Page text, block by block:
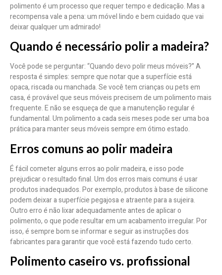
polimento é um processo que requer tempo e dedicação. Mas a
recompensa vale a pena: um móvel lindo e bem cuidado que vai
deixar qualquer um admirado!
Quando é necessário polir a madeira?
Você pode se perguntar: “Quando devo polir meus móveis?” A
resposta é simples: sempre que notar que a superfície está
opaca, riscada ou manchada. Se você tem crianças ou pets em
casa, é provável que seus móveis precisem de um polimento mais
frequente. E não se esqueça de que a manutenção regular é
fundamental. Um polimento a cada seis meses pode ser uma boa
prática para manter seus móveis sempre em ótimo estado.
Erros comuns ao polir madeira
É fácil cometer alguns erros ao polir madeira, e isso pode
prejudicar o resultado final. Um dos erros mais comuns é usar
produtos inadequados. Por exemplo, produtos à base de silicone
podem deixar a superfície pegajosa e atraente para a sujeira.
Outro erro é não lixar adequadamente antes de aplicar o
polimento, o que pode resultar em um acabamento irregular. Por
isso, é sempre bom se informar e seguir as instruções dos
fabricantes para garantir que você está fazendo tudo certo.
Polimento caseiro vs. profissional